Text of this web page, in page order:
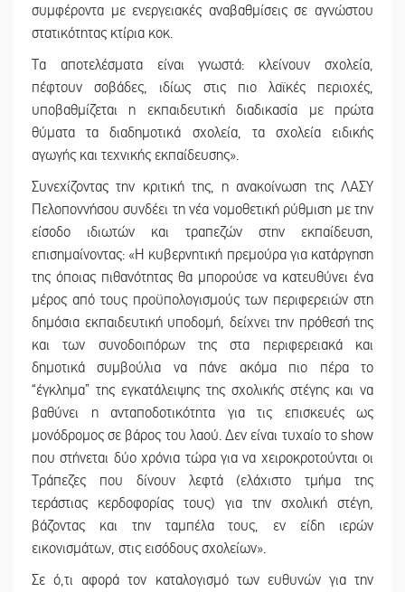
συμφέροντα με ενεργειακές αναβαθμίσεις σε αγνώστου
στατικότητας κτίρια κοκ.
Τα αποτελέσματα είναι γνωστά: κλείνουν σχολεία,
πέφτουν σοβάδες, ιδίως στις πιο λαϊκές περιοχές,
υποβαθμίζεται η εκπαιδευτική διαδικασία με πρώτα
θύματα τα διαδημοτικά σχολεία, τα σχολεία ειδικής
αγωγής και τεχνικής εκπαίδευσης».
Συνεχίζοντας την κριτική της, η ανακοίνωση της ΛΑΣΥ
Πελοποννήσου συνδέει τη νέα νομοθετική ρύθμιση με την
είσοδο ιδιωτών και τραπεζών στην εκπαίδευση,
επισημαίνοντας: «Η κυβερνητική πρεμούρα για κατάργηση
της όποιας πιθανότητας θα μπορούσε να κατευθύνει ένα
μέρος από τους προϋπολογισμούς των περιφερειών στη
δημόσια εκπαιδευτική υποδομή, δείχνει την πρόθεσή της
και των συνοδοιπόρων της στα περιφερειακά και
δημοτικά συμβούλια να πάνε ακόμα πιο πέρα το
“έγκλημα” της εγκατάλειψης της σχολικής στέγης και να
βαθύνει η ανταποδοτικότητα για τις επισκευές ως
μονόδρομος σε βάρος του λαού. Δεν είναι τυχαίο το show
που στήνεται δύο χρόνια τώρα για να χειροκροτούνται οι
Τράπεζες που δίνουν λεφτά (ελάχιστο τμήμα της
τεράστιας κερδοφορίας τους) για την σχολική στέγη,
βάζοντας και την ταμπέλα τους, εν είδη ιερών
εικονισμάτων, στις εισόδους σχολείων».
Σε ό,τι αφορά τον καταλογισμό των ευθυνών για την